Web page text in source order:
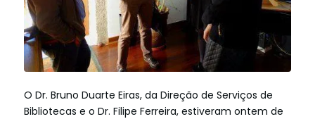
O Dr. Bruno Duarte Eiras, da Direção de Serviços de
Bibliotecas e o Dr. Filipe Ferreira, estiveram ontem de